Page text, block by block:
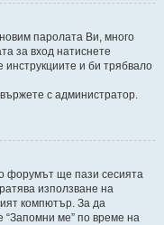
паролата Ви, много
за вход натиснете
и би трябвало
с администратор.
форумът ще пази сесията
използване на
компютър. За да
“Запомни ме” по време на